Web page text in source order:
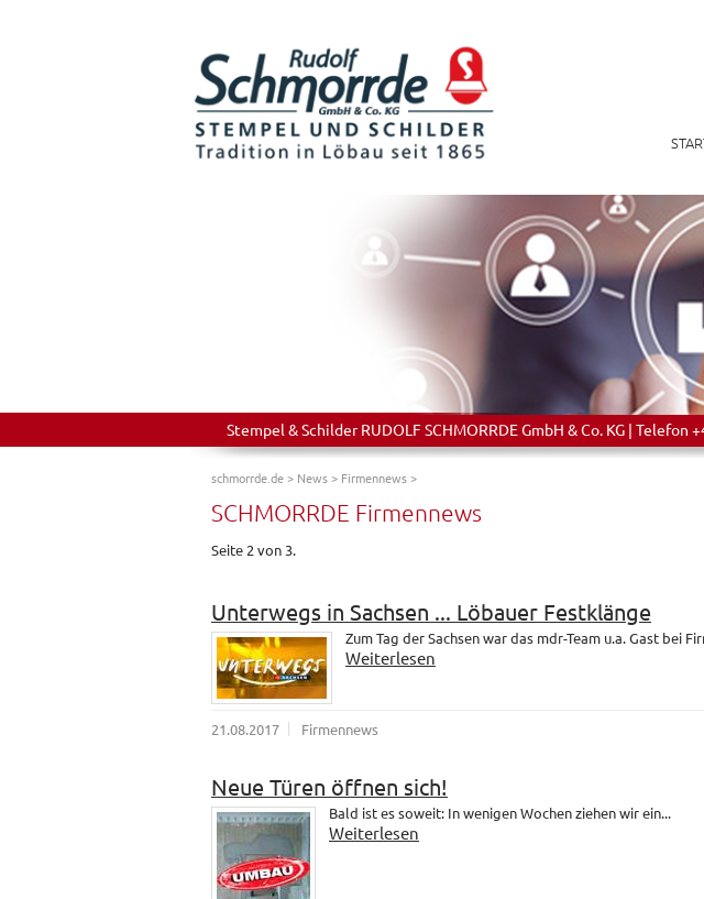
Stempel & Schilder RUDOLF SCHMORRDE GmbH & Co. KG |
schmorrde.de> News> Firmennews>
SCHMORRDE Firmennews
Seite 2 von 3.
Unterwegs in Sachsen ... Löbauer Festklänge
Zum Tag der Sachsen war das mdr-Team u.a. Gast bei
Weiterlesen
21.08.2017 Firmennews
Neue Türen öffnen sich!
Bald ist es soweit: In wenigen Wochen ziehen wir ein...
Weiterlesen